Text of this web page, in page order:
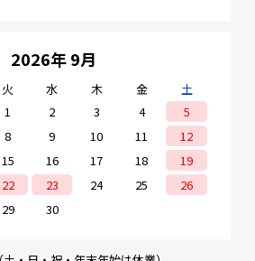
2026年 9月
火 水 木 金
土
1
2 3 4
5
8 9 10 11
12
15 16 17 18
19
22 23 24 25
26
29 30